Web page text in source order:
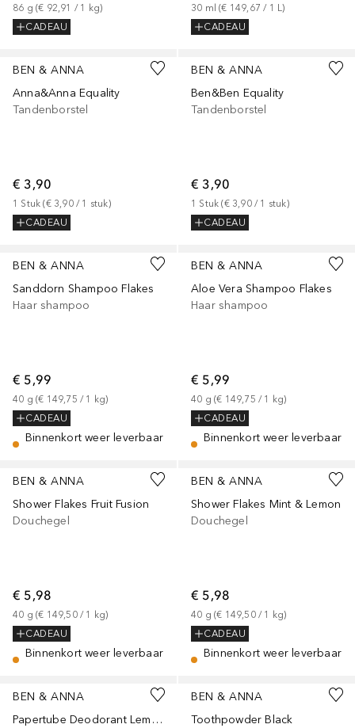
86 g (€ 92,91 / 1 kg)
CADEAU
30 ml (€ 149,67 / 1 L)
CADEAU
BEN & ANNA
Anna&Anna Equality
Tandenborstel
€ 3,90
1 Stuk (€ 3,90 / 1 stuk)
CADEAU
BEN & ANNA
Ben&Ben Equality
Tandenborstel
€ 3,90
1 Stuk (€ 3,90 / 1 stuk)
CADEAU
BEN & ANNA
Sanddorn Shampoo Flakes
Haar shampoo
€ 5,99
40 g (€ 149,75 / 1 kg)
CADEAU
Binnenkort weer leverbaar
BEN & ANNA
Aloe Vera Shampoo Flakes
Haar shampoo
€ 5,99
40 g (€ 149,75 / 1 kg)
CADEAU
Binnenkort weer leverbaar
BEN & ANNA
Shower Flakes Fruit Fusion
Douchegel
€ 5,98
40 g (€ 149,50 / 1 kg)
CADEAU
Binnenkort weer leverbaar
BEN & ANNA
Shower Flakes Mint & Lemon
Douchegel
€ 5,98
40 g (€ 149,50 / 1 kg)
CADEAU
Binnenkort weer leverbaar
BEN & ANNA
Papertube Deodorant Lemon&Lime
BEN & ANNA
Toothpowder Black